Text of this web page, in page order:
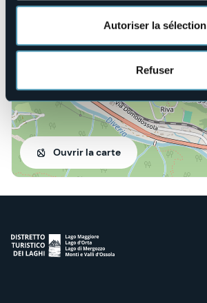
Autoriser la sélection
Refuser
28868 - Varzo (VB)
Ouvrir la carte